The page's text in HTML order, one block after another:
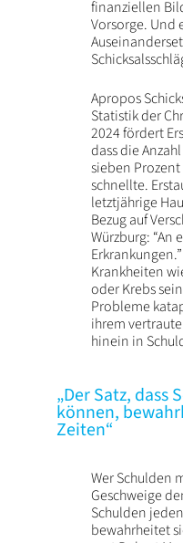
finanziellen
Vorsorge. Und
Apropos
Statistik der
2024 fördert
dass die
sieben
schnellte.
letztjährige
Bezug auf
Würzburg: “An
Krankheiten
oder Krebs
Probleme
ihrem
hinein in
„Der Satz, dass
können,
Zeiten“
Wer Schulden
Geschweige
Schulden
bewahrheitet